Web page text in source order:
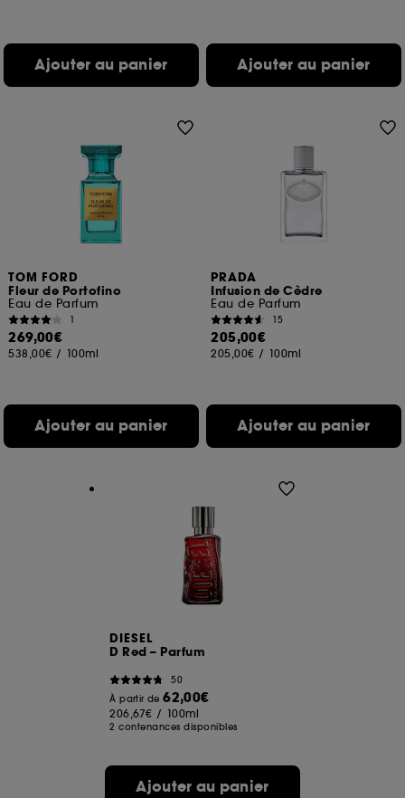
Ajouter au panier Ajouter au panier
TOM FORD
Fleur de Portofino
Eau de Parfum
1
269,00€
538,00€ / 100ml
Ajouter au panier
PRADA
Infusion de Cèdre
Eau de Parfum
15
205,00€
205,00€ / 100ml
Ajouter au panier
DIESEL
D Red – Parfum
50
À partir de62,00€
206,67€ / 100ml
2 contenances disponibles
Ajouter au panier